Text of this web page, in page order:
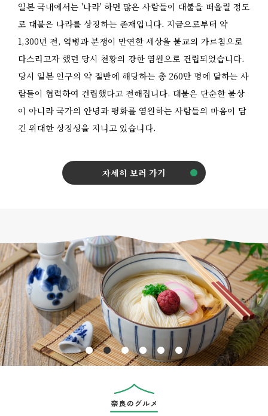
일본 국내에서는 '나라' 하면 많은 사람들이 대불을 떠올릴 정도
로 대불은 나라를 상징하는 존재입니다. 지금으로부터 약
1,300년 전, 역병과 분쟁이 만연한 세상을 불교의 가르침으로
다스리고자 했던 당시 천황의 강한 염원으로 건립되었습니다.
당시 일본 인구의 약 절반에 해당하는 총 260만 명에 달하는 사
람들이 협력하여 건립했다고 전해집니다. 대불은 단순한 불상
이 아니라 국가의 안녕과 평화를 염원하는 사람들의 마음이 담
긴 위대한 상징성을 지니고 있습니다.
자세히 보러 가기
Previous